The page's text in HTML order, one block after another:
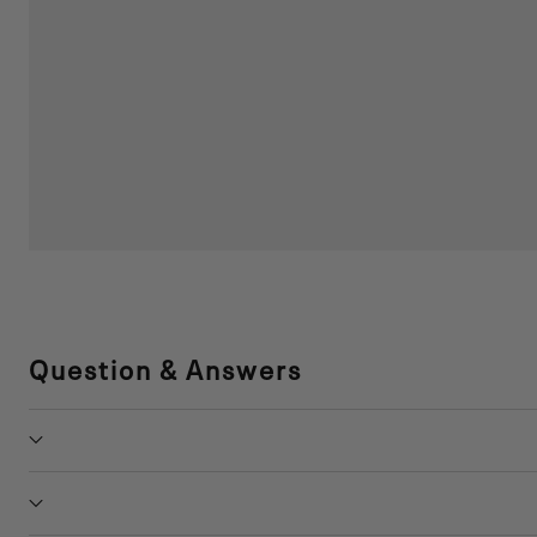
Question & Answers